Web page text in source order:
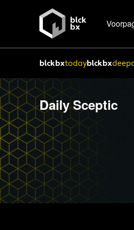
blckbxtodayblckbx
Daily Sceptic